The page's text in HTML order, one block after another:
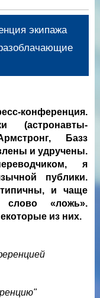
экипажа
конференция.
(астронавты-
Базз
и удручены.
я
публики.
и чаще
«ложь».
из них.